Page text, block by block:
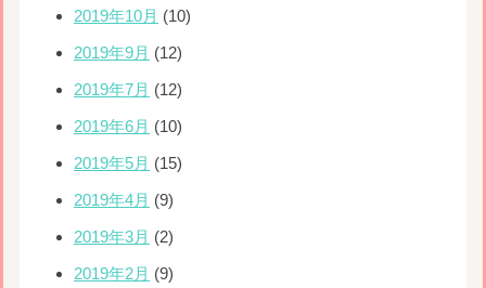
2019年10月 (10)
2019年9月 (12)
2019年7月 (12)
2019年6月 (10)
2019年5月 (15)
2019年4月 (9)
2019年3月 (2)
2019年2月 (9)